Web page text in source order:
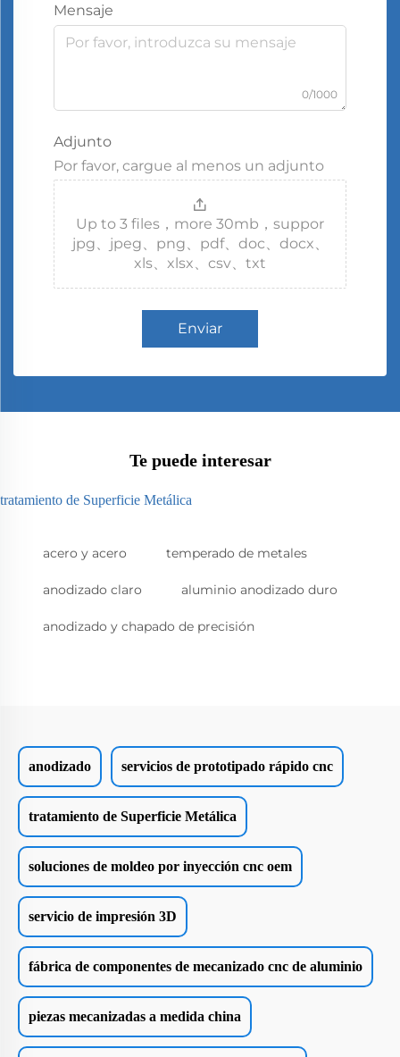
Mensaje
0/1000
Adjunto
Por favor, cargue al menos un adjunto
Up to 3 files，more 30mb，suppor
jpg、jpeg、png、pdf、doc、docx、
xls、xlsx、csv、txt
Enviar
Te puede interesar
tratamiento de Superficie Metálica
acero y acero temperado de metales
anodizado claro aluminio anodizado duro
anodizado y chapado de precisión
anodizado servicios de prototipado rápido cnc
tratamiento de Superficie Metálica
soluciones de moldeo por inyección cnc oem
servicio de impresión 3D
fábrica de componentes de mecanizado cnc de aluminio
piezas mecanizadas a medida china